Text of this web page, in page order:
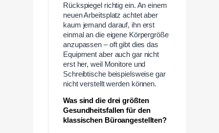
Rückspiegel richtig ein. An einem
neuen Arbeitsplatz achtet aber
kaum jemand darauf, ihn erst
einmal an die eigene Körpergröße
anzupassen – oft gibt dies das
Equipment aber auch gar nicht
erst her, weil Monitore und
Schreibtische beispielsweise gar
nicht verstellt werden können.
Was sind die drei größten
Gesundheitsfallen für den
klassischen Büroangestellten?